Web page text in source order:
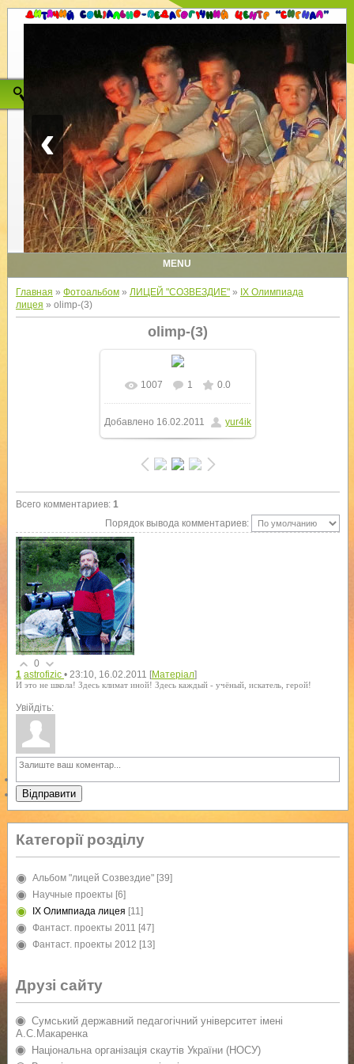
‹
MENU
Главная » Фотоальбом» ЛИЦЕЙ "СОЗВЕЗДИЕ"» IX Олимпиада
лицея » olimp-(3)
olimp-(3)
В реальном размере
950x712/ 148.0Kb
1007 1 0.0
Добавлено 16.02.2011 yur4ik
Всего комментариев: 1
Порядок вывода комментариев:
0
1 astrofizic • 23:10, 16.02.2011 [Матеріал]
И это не школа! Здесь климат иной! Здесь каждый - учёный, искатель, герой!
Увійдіть:
Відправити
Категорії розділу
Альбом "лицей Созвездие" [39]
Научные проекты [6]
IX Олимпиада лицея [11]
Фантаст. проекты 2011 [47]
Фантаст. проекты 2012 [13]
Друзі сайту
Сумський державний педагогічний університет імені
А.С.Макаренка
Національна організація скаутів України (НОСУ)